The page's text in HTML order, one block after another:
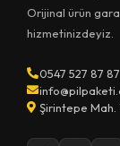
Orijinal ürün
hizmetinizdeyiz.
0547 527 87 87
Şirintepe Mah.